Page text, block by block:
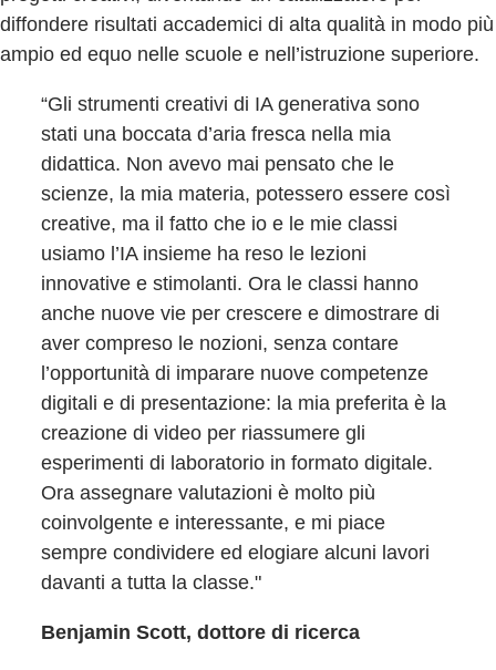
diffondere risultati accademici di alta qualità in modo più
ampio ed equo nelle scuole e nell’istruzione superiore.
“Gli strumenti creativi di IA generativa sono
stati una boccata d’aria fresca nella mia
didattica. Non avevo mai pensato che le
scienze, la mia materia, potessero essere così
creative, ma il fatto che io e le mie classi
usiamo l’IA insieme ha reso le lezioni
innovative e stimolanti. Ora le classi hanno
anche nuove vie per crescere e dimostrare di
aver compreso le nozioni, senza contare
l’opportunità di imparare nuove competenze
digitali e di presentazione: la mia preferita è la
creazione di video per riassumere gli
esperimenti di laboratorio in formato digitale.
Ora assegnare valutazioni è molto più
coinvolgente e interessante, e mi piace
sempre condividere ed elogiare alcuni lavori
davanti a tutta la classe."
Benjamin Scott, dottore di ricerca